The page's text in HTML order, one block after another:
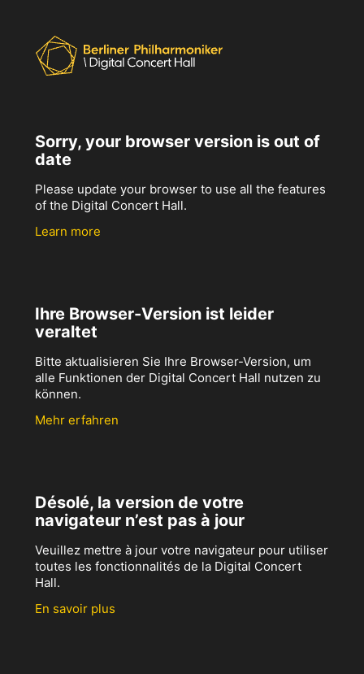
Sorry, your browser version is out of
date
Please update your browser to use all the features
of the Digital Concert Hall.
Learn more
Ihre Browser-Version ist leider
veraltet
Bitte aktualisieren Sie Ihre Browser-Version, um
alle Funktionen der Digital Concert Hall nutzen zu
können.
Mehr erfahren
Désolé, la version de votre
navigateur n’est pas à jour
Veuillez mettre à jour votre navigateur pour utiliser
toutes les fonctionnalités de la Digital Concert
Hall.
En savoir plus